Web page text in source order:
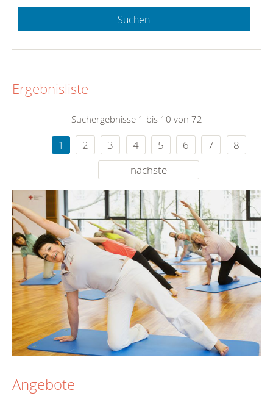
Suchen
Ergebnisliste
Suchergebnisse 1 bis 10 von 72
1 2 3 4 5 6 7
8
nächste
Angebote